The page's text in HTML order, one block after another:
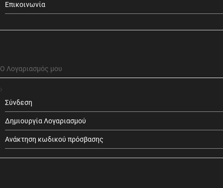
Επικοινωνία
Ο Λογαριασμός μου
Σύνδεση
Δημιουργία Λογαριασμού
Ανάκτηση κωδικού πρόσβασης